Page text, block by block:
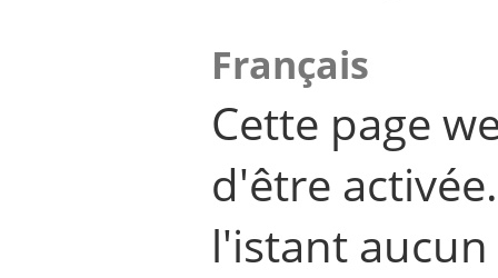
Français
Cette page
d'être
l'istant